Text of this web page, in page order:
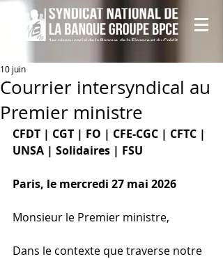
Courrier intersyndical au
Premier ministre
10 juin
CFDT | CGT | FO | CFE-CGC | CFTC |
UNSA | Solidaires | FSU
Paris, le mercredi 27 mai 2026
Monsieur le Premier ministre,
Dans le contexte que traverse notre